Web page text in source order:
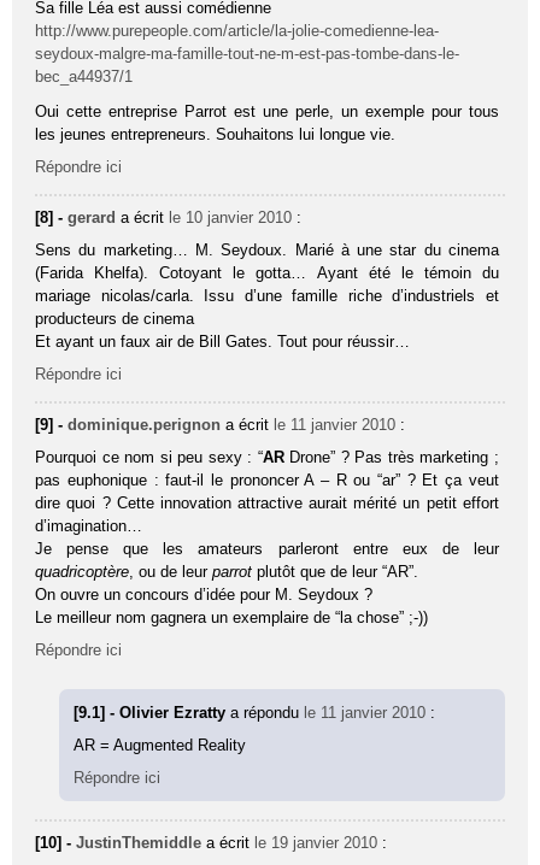
Sa fille Léa est aussi comédienne
http://www.purepeople.com/article/la-jolie-comedienne-lea-
seydoux-malgre-ma-famille-tout-ne-m-est-pas-tombe-dans-le-
bec_a44937/1
Oui cette entreprise Parrot est une perle, un exemple pour tous
les jeunes entrepreneurs. Souhaitons lui longue vie.
Répondre ici
[8] -gerard a écrit le 10 janvier 2010 :
Sens du marketing… M. Seydoux. Marié à une star du cinema
(Farida Khelfa). Cotoyant le gotta… Ayant été le témoin du
mariage nicolas/carla. Issu d’une famille riche d’industriels et
producteurs de cinema
Et ayant un faux air de Bill Gates. Tout pour réussir…
Répondre ici
[9] -dominique.perignon a écrit le 11 janvier 2010 :
Pourquoi ce nom si peu sexy : “ARDrone” ? Pas très marketing ;
pas euphonique : faut-il le prononcer A – R ou “ar” ? Et ça veut
dire quoi ? Cette innovation attractive aurait mérité un petit effort
d’imagination…
Je pense que les amateurs parleront entre eux de leur
quadricoptère, ou de leurparrot plutôt que de leur “AR”.
On ouvre un concours d’idée pour M. Seydoux ?
Le meilleur nom gagnera un exemplaire de “la chose” ;-))
Répondre ici
[9.1] - Olivier Ezrattya répondu le 11 janvier 2010 :
AR = Augmented Reality
Répondre ici
[10] -JustinThemiddle a écrit le 19 janvier 2010 :